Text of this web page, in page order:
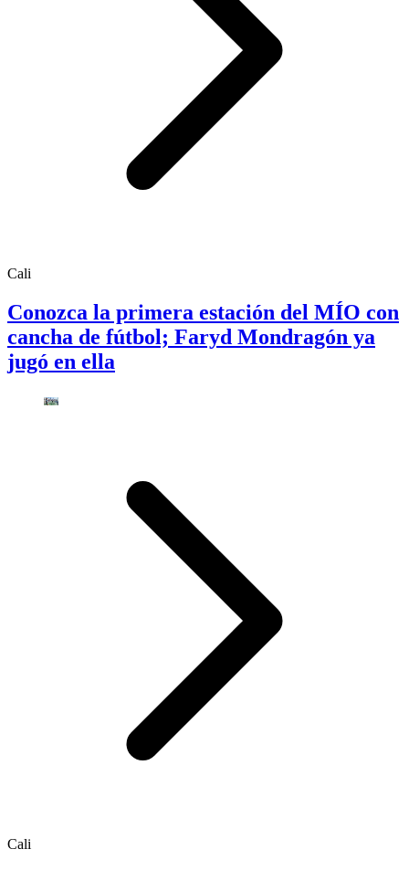
Cali
Conozca la primera estación del MÍO con
cancha de fútbol; Faryd Mondragón ya
jugó en ella
Cali